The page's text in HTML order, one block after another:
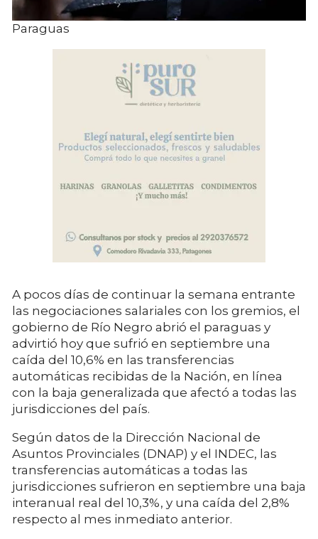
Paraguas
A pocos días de continuar la semana entrante
las negociaciones salariales con los gremios, el
gobierno de Río Negro abrió el paraguas y
advirtió hoy que sufrió en septiembre una
caída del 10,6% en las transferencias
automáticas recibidas de la Nación, en línea
con la baja generalizada que afectó a todas las
jurisdicciones del país.
Según datos de la Dirección Nacional de
Asuntos Provinciales (DNAP) y el INDEC, las
transferencias automáticas a todas las
jurisdicciones sufrieron en septiembre una baja
interanual real del 10,3%, y una caída del 2,8%
respecto al mes inmediato anterior.